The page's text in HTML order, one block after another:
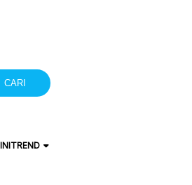
CARI
INITREND